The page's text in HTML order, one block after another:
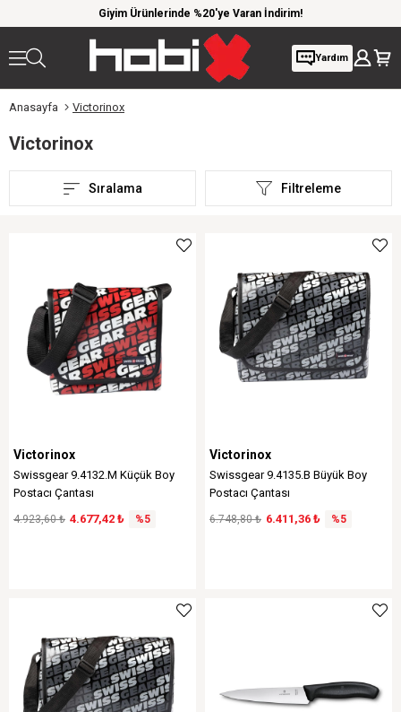
Giyim Ürünlerinde %20'ye Varan İndirim!
Yardım
Anasayfa Victorinox
Victorinox
Filtreleme
Sıralama
Victorinox
Swissgear 9.4132.M Küçük Boy
Postacı Çantası
4.677,42 ₺
4.923,60 ₺ %5
Victorinox
Swissgear 9.4135.B Büyük Boy
Postacı Çantası
6.411,36 ₺
6.748,80 ₺ %5